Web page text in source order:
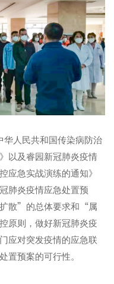
华人民共和国传染病防治
以及睿园新冠肺炎疫情
应急实战演练的通知》
肺炎疫情应急处置预
散” 的总体要求和 “属
原则，做好新冠肺炎疫
应对突发疫情的应急联
置预案的可行性。